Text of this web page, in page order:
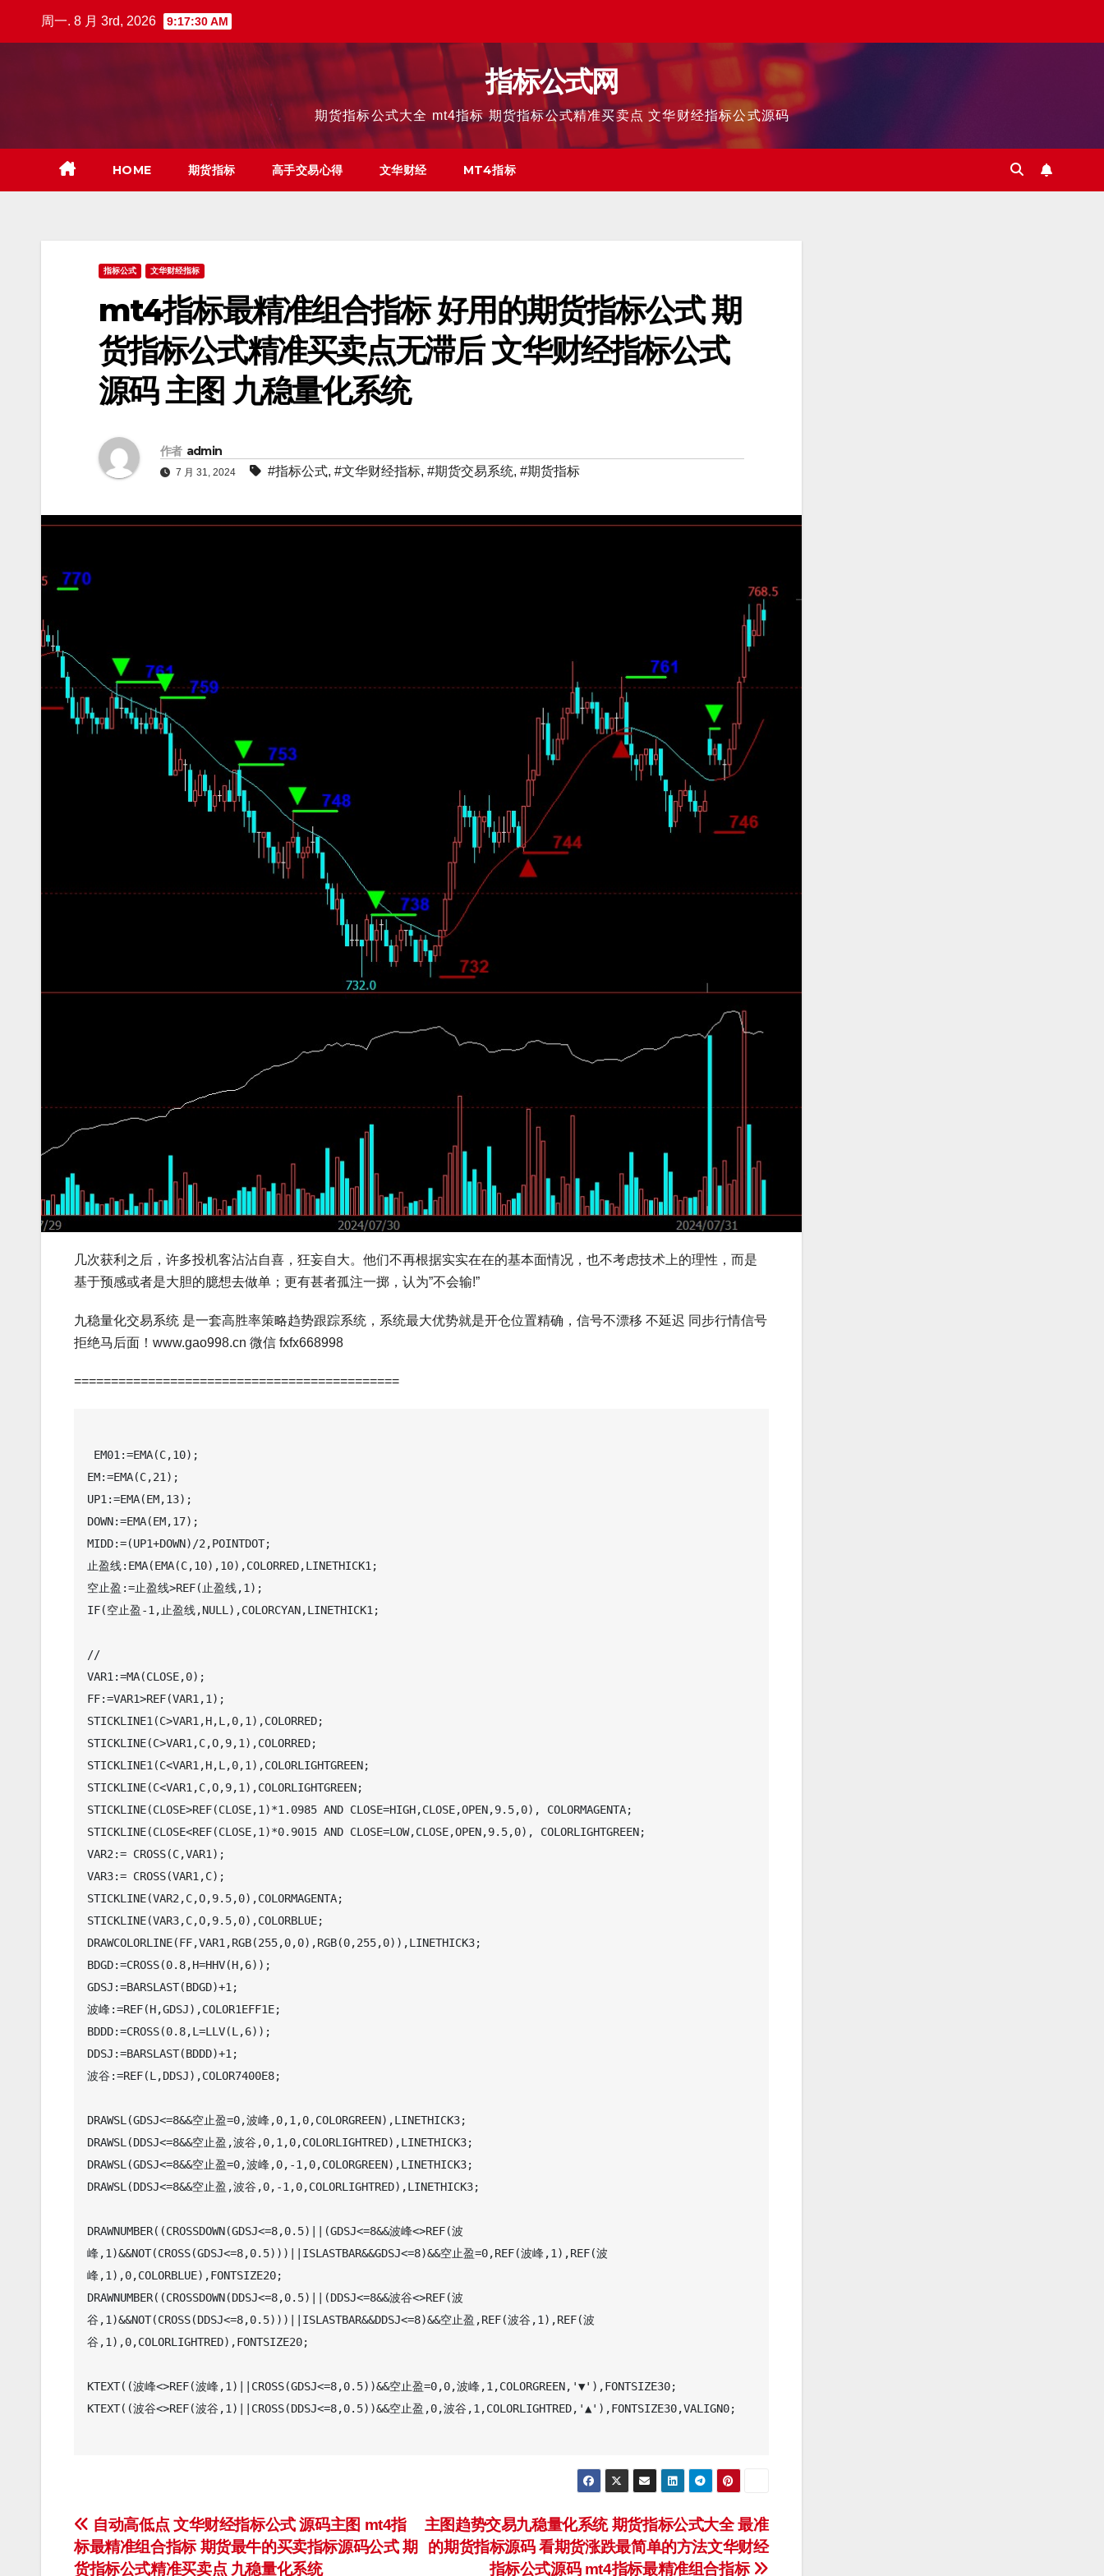
周一. 8 月 3rd, 2026 9:17:31 AM
指标公式网
期货指标公式大全 mt4指标 期货指标公式精准买卖点 文华财经指标公式源码
HOME 期货指标 高手交易心得 文华财经 MT4指标
指标公式 文华财经指标
mt4指标最精准组合指标 好用的期货指标公式 期
货指标公式精准买卖点无滞后 文华财经指标公式
源码 主图 九稳量化系统
作者 admin
7 月 31, 2024 #指标公式, #文华财经指标, #期货交易系统, #期货指标
几次获利之后，许多投机客沾沾自喜，狂妄自大。他们不再根据实实在在的基本面情况，也不考虑技术上的理性，而是
基于预感或者是大胆的臆想去做单；更有甚者孤注一掷，认为”不会输!”
九稳量化交易系统 是一套高胜率策略趋势跟踪系统，系统最大优势就是开仓位置精确，信号不漂移 不延迟 同步行情信号
拒绝马后面！www.gao998.cn 微信 fxfx668998
============================================
EM:=EMA(C,21);
UP1:=EMA(EM,13);
DOWN:=EMA(EM,17);
MIDD:=(UP1+DOWN)/2,POINTDOT;
止盈线:EMA(EMA(C,10),10),COLORRED,LINETHICK1;
空止盈:=止盈线>REF(止盈线,1);
IF(空止盈-1,止盈线,NULL),COLORCYAN,LINETHICK1;
//
VAR1:=MA(CLOSE,0);
FF:=VAR1>REF(VAR1,1);
STICKLINE1(C>VAR1,H,L,0,1),COLORRED;
STICKLINE(C>VAR1,C,O,9,1),COLORRED;
STICKLINE1(C<VAR1,H,L,0,1),COLORLIGHTGREEN;
STICKLINE(C<VAR1,C,O,9,1),COLORLIGHTGREEN;
STICKLINE(CLOSE>REF(CLOSE,1)*1.0985 AND CLOSE=HIGH,CLOSE,OPEN,9.5,0), COLORMAGENTA;
STICKLINE(CLOSE<REF(CLOSE,1)*0.9015 AND CLOSE=LOW,CLOSE,OPEN,9.5,0), COLORLIGHTGREEN;
VAR2:= CROSS(C,VAR1);
VAR3:= CROSS(VAR1,C);
STICKLINE(VAR2,C,O,9.5,0),COLORMAGENTA;
STICKLINE(VAR3,C,O,9.5,0),COLORBLUE;
DRAWCOLORLINE(FF,VAR1,RGB(255,0,0),RGB(0,255,0)),LINETHICK3;
BDGD:=CROSS(0.8,H=HHV(H,6));
GDSJ:=BARSLAST(BDGD)+1;
波峰:=REF(H,GDSJ),COLOR1EFF1E;
BDDD:=CROSS(0.8,L=LLV(L,6));
DDSJ:=BARSLAST(BDDD)+1;
波谷:=REF(L,DDSJ),COLOR7400E8;
DRAWSL(GDSJ<=8&&空止盈=0,波峰,0,1,0,COLORGREEN),LINETHICK3;
DRAWSL(DDSJ<=8&&空止盈,波谷,0,1,0,COLORLIGHTRED),LINETHICK3;
DRAWSL(GDSJ<=8&&空止盈=0,波峰,0,-1,0,COLORGREEN),LINETHICK3;
DRAWSL(DDSJ<=8&&空止盈,波谷,0,-1,0,COLORLIGHTRED),LINETHICK3;
DRAWNUMBER((CROSSDOWN(GDSJ<=8,0.5)||(GDSJ<=8&&波峰<>REF(波
峰,1)&&NOT(CROSS(GDSJ<=8,0.5)))||ISLASTBAR&&GDSJ<=8)&&空止盈=0,REF(波峰,1),REF(波
峰,1),0,COLORBLUE),FONTSIZE20;
DRAWNUMBER((CROSSDOWN(DDSJ<=8,0.5)||(DDSJ<=8&&波谷<>REF(波
谷,1)&&NOT(CROSS(DDSJ<=8,0.5)))||ISLASTBAR&&DDSJ<=8)&&空止盈,REF(波谷,1),REF(波
谷,1),0,COLORLIGHTRED),FONTSIZE20;
KTEXT((波峰<>REF(波峰,1)||CROSS(GDSJ<=8,0.5))&&空止盈=0,0,波峰,1,COLORGREEN,'▼'),FONTSIZE30;
KTEXT((波谷<>REF(波谷,1)||CROSS(DDSJ<=8,0.5))&&空止盈,0,波谷,1,COLORLIGHTRED,'▲'),FONTSIZE30,VALIGN0;
文
章
主图趋势交易九稳量化系统 期货指标公式大全 最准
的期货指标源码 看期货涨跌最简单的方法文华财经
指标公式源码 mt4指标最精准组合指标
自动高低点 文华财经指标公式 源码主图 mt4指
标最精准组合指标 期货最牛的买卖指标源码公式 期
货指标公式精准买卖点 九稳量化系统